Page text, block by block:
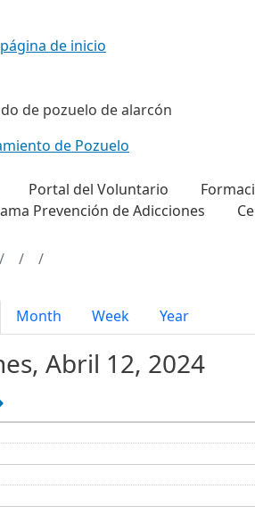
de Pozuelo
principal
Portal del Voluntario
Prevención de Adicciones
principales
Month Week Year
Abril 12, 2024